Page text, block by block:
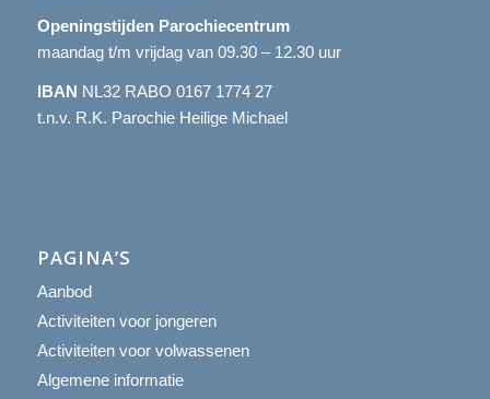
Openingstijden Parochiecentrum
maandag t/m vrijdag van 09.30 – 12.30 uur
IBAN NL32 RABO 0167 1774 27
t.n.v. R.K. Parochie Heilige Michael
PAGINA’S
Aanbod
Activiteiten voor jongeren
Activiteiten voor volwassenen
Algemene informatie